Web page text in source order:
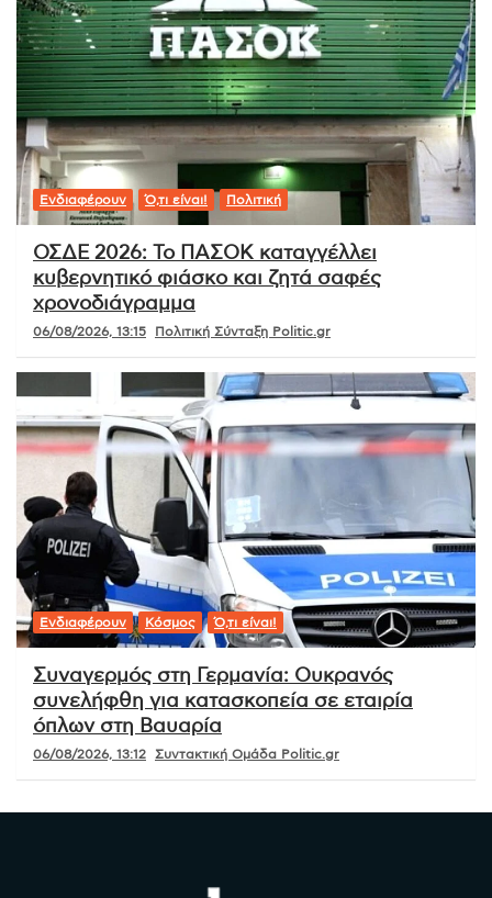
Ενδιαφέρουν Ό,τι είναι! Πολιτική
ΟΣΔΕ 2026: Το ΠΑΣΟΚ καταγγέλλει
κυβερνητικό φιάσκο και ζητά σαφές
χρονοδιάγραμμα
06/08/2026, 13:15 Πολιτική Σύνταξη Politic.gr
Ενδιαφέρουν Κόσμος Ό,τι είναι!
Συναγερμός στη Γερμανία: Ουκρανός
συνελήφθη για κατασκοπεία σε εταιρία
όπλων στη Βαυαρία
06/08/2026, 13:12 Συντακτική Ομάδα Politic.gr